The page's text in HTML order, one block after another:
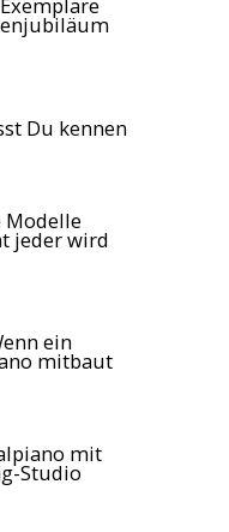
Du kennen
Modelle
jeder wird
ein
mitbaut
mit
Studio